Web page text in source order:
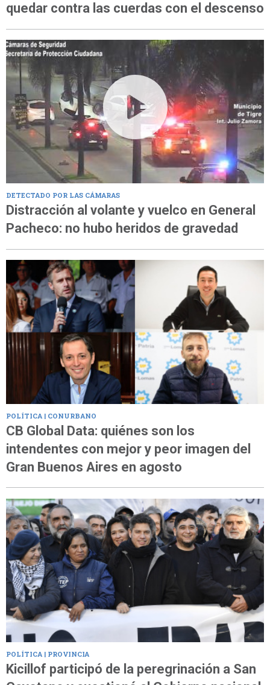
quedar contra las cuerdas con el descenso
DETECTADO POR LAS CÁMARAS
Distracción al volante y vuelco en General
Pacheco: no hubo heridos de gravedad
POLÍTICA | CONURBANO
CB Global Data: quiénes son los
intendentes con mejor y peor imagen del
Gran Buenos Aires en agosto
POLÍTICA | PROVINCIA
Kicillof participó de la peregrinación a San